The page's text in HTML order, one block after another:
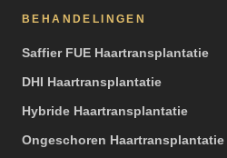
BEHANDELINGEN
Saffier FUE Haartransplantatie
DHI Haartransplantatie
Hybride Haartransplantatie
Ongeschoren Haartransplantatie